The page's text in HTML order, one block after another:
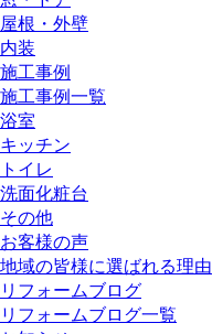
屋根・外壁
内装
施工事例
施工事例一覧
浴室
キッチン
トイレ
洗面化粧台
その他
お客様の声
地域の皆様に選ばれる理由
リフォームブログ
リフォームブログ一覧